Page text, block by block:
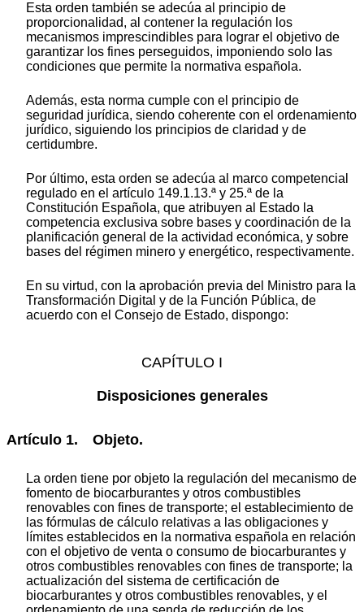
Esta orden también se adecúa al principio de
proporcionalidad, al contener la regulación los
mecanismos imprescindibles para lograr el objetivo de
garantizar los fines perseguidos, imponiendo solo las
condiciones que permite la normativa española.
Además, esta norma cumple con el principio de
seguridad jurídica, siendo coherente con el ordenamiento
jurídico, siguiendo los principios de claridad y de
certidumbre.
Por último, esta orden se adecúa al marco competencial
regulado en el artículo 149.1.13.ª y 25.ª de la
Constitución Española, que atribuyen al Estado la
competencia exclusiva sobre bases y coordinación de la
planificación general de la actividad económica, y sobre
bases del régimen minero y energético, respectivamente.
En su virtud, con la aprobación previa del Ministro para la
Transformación Digital y de la Función Pública, de
acuerdo con el Consejo de Estado, dispongo:
CAPÍTULO I
Disposiciones generales
Artículo 1. Objeto.
La orden tiene por objeto la regulación del mecanismo de
fomento de biocarburantes y otros combustibles
renovables con fines de transporte; el establecimiento de
las fórmulas de cálculo relativas a las obligaciones y
límites establecidos en la normativa española en relación
con el objetivo de venta o consumo de biocarburantes y
otros combustibles renovables con fines de transporte; la
actualización del sistema de certificación de
biocarburantes y otros combustibles renovables, y el